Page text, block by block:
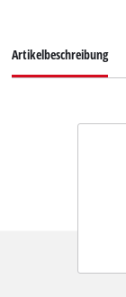
Artikelbeschreibung